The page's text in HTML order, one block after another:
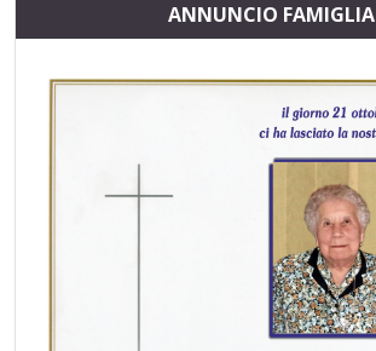
ANNUNCIO FAMIGLIA